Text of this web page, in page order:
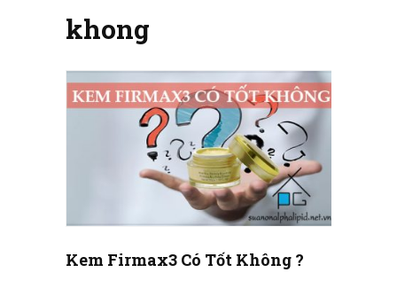
khong
Kem Firmax3 Có Tốt Không ?